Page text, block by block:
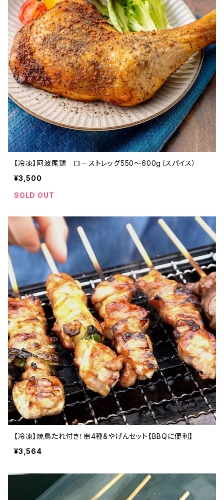
【冷凍】阿波尾鶏 ローストレッグ550～600g（スパイス）
¥3,500
SOLD OUT
【冷凍】焼鳥たれ付き！串4種&やげんセット【BBQに便利】
¥3,564